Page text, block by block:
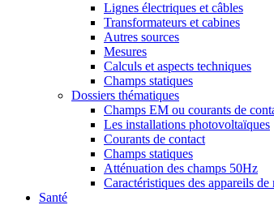
Lignes électriques et câbles
Transformateurs et cabines
Autres sources
Mesures
Calculs et aspects techniques
Champs statiques
Dossiers thématiques
Champs EM ou courants de
Les installations photovoltaïques
Courants de contact
Champs statiques
Atténuation des champs 50Hz
Caractéristiques des appareils de
Santé